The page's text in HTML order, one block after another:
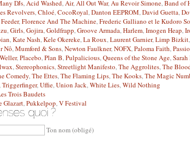
DJs,Acid Washed,Air,All Out War,Au Revoir Simone,Band of
Revolvers,Chloé,CocoRoyal,Danton EEPROM,David Guetta,
Feeder,Florence And The Machine,Frederic Galliano et le Kudoro
,Girls,Gojira,Goldfrapp,Groove Armada,Harlem,Imogen Heap,
,Kate Nash,Kele Okereke,La Roux,Laurent Garnier,Limp Bizkit,
Nô,Mumford & Sons,Newton Faulkner,NOFX,Paloma Faith,
,Placebo,Plan B,Pulpalicious,Queens of the Stone Age,
,Stereophonics,Streetlight Manifesto,The Aggrolites,The
Comedy,The Ettes,The Flaming Lips,The Kooks,The Magic
,Triggerfinger,Uffie,Union Jack,White Lies,Wild Nothing
Trois Baudets
Glazart,Pukkelpop,V Festival
Ton nom (obligé)